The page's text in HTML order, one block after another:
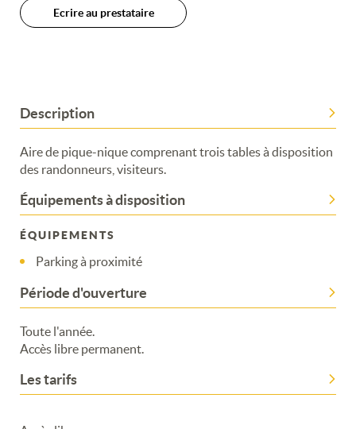
Description
Aire de pique-nique comprenant trois tables à disposition
des randonneurs, visiteurs.
Équipements à disposition
ÉQUIPEMENTS
Parking à proximité
Période d'ouverture
Toute l'année.
Accès libre permanent.
Les tarifs
Ecrire au prestataire